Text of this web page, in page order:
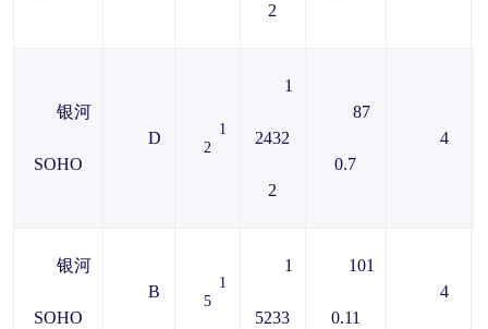
2
银河
SOHO
D
1
2
1
2432
2
87
0.7
4
银河
SOHO
B
1
5
1
5233
101
0.11
4